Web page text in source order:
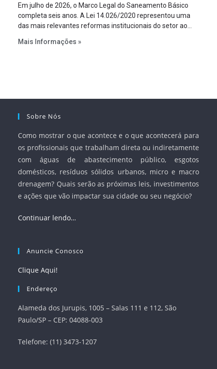
Em julho de 2026, o Marco Legal do Saneamento Básico
completa seis anos. A Lei 14.026/2020 representou uma
das mais relevantes reformas institucionais do setor ao
serviços, ampliar a participação da iniciativa privada,
Mais Informações »
Sobre Nós
Como mostrar o que acontece e o que acontecerá para
os profissionais que trabalham direta ou indiretamente
com águas de abastecimento público, esgotos
domésticos, resíduos sólidos urbanos, micro e macro
drenagem? Quais serão as próximas leis, investimentos
e ações que vão impactar sua cidade ou seu negócio?
Continuar lendo…
Anuncie Conosco
Clique Aqui!
Endereço
Alameda dos Jurupis, 1005 – Salas 111 e 112, São
Paulo/SP – CEP: 04088-003
Telefone: (11) 3473-1207